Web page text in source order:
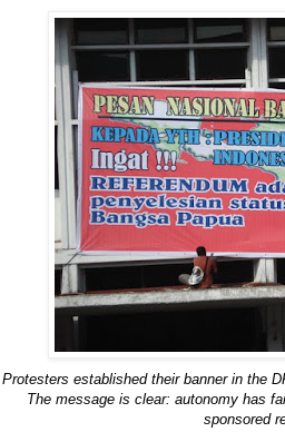
Protesters established their banner in the
The message is clear: autonomy has
sponsored